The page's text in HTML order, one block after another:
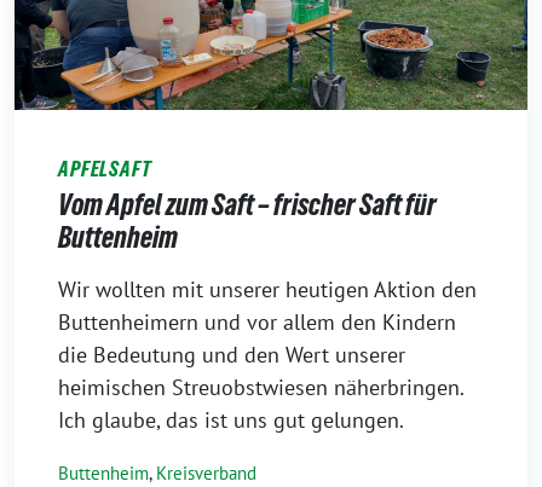
APFELSAFT
Vom Apfel zum Saft – frischer Saft für
Buttenheim
12.
Oktober
2022
Wir wollten mit unserer heutigen Aktion den
Buttenheimern und vor allem den Kindern
die Bedeutung und den Wert unserer
heimischen Streuobstwiesen näherbringen.
Ich glaube, das ist uns gut gelungen.
Buttenheim, Kreisverband